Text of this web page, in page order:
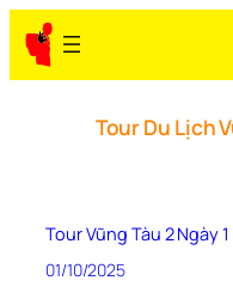
Tour Du Lịch
Tour Vũng Tàu 2 Ngày
01/10/2025